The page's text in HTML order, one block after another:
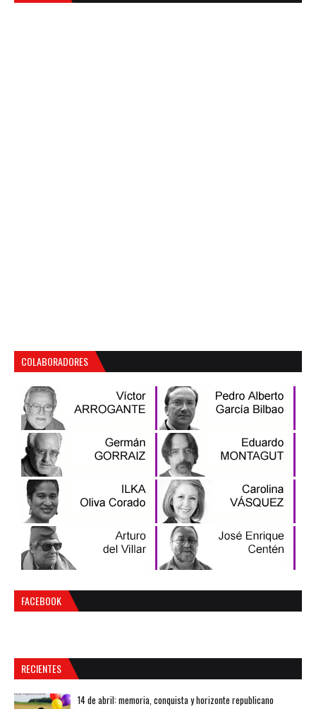
COLABORADORES
FACEBOOK
RECIENTES
14 de abril: memoria, conquista y horizonte republicano